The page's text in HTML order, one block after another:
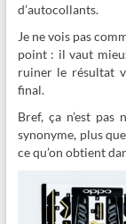
d’autocollants.
Je ne vois pas
point : il vaut
ruiner le résultat
final.
Bref, ça n’est pas
synonyme, plus
ce qu’on obtient